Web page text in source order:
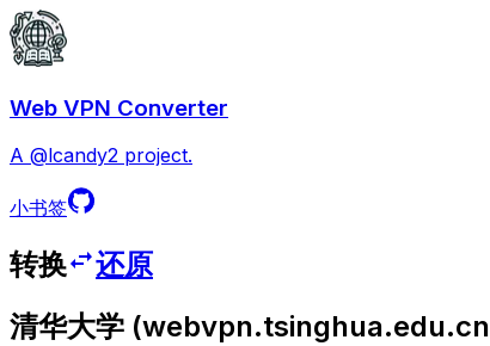
Web VPN Converter
A @lcandy2 project.
小书签
转换
还原
清华大学 (webvpn.tsinghua.edu.cn